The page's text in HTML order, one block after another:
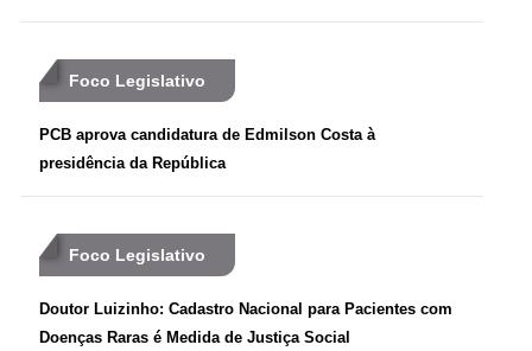
Foco Legislativo
PCB aprova candidatura de Edmilson Costa à
presidência da República
Foco Legislativo
Doutor Luizinho: Cadastro Nacional para Pacientes com
Doenças Raras é Medida de Justiça Social